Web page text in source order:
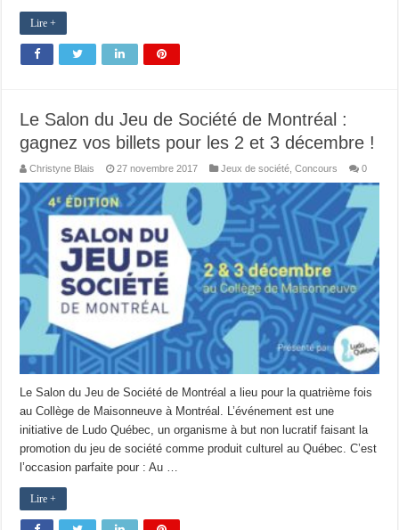
Lire +
Le Salon du Jeu de Société de Montréal :
gagnez vos billets pour les 2 et 3 décembre !
Christyne Blais 27 novembre 2017 Jeux de société,Concours 0
Le Salon du Jeu de Société de Montréal a lieu pour la quatrième fois
au Collège de Maisonneuve à Montréal. L’événement est une
initiative de Ludo Québec, un organisme à but non lucratif faisant la
promotion du jeu de société comme produit culturel au Québec. C’est
l’occasion parfaite pour : Au …
Lire +